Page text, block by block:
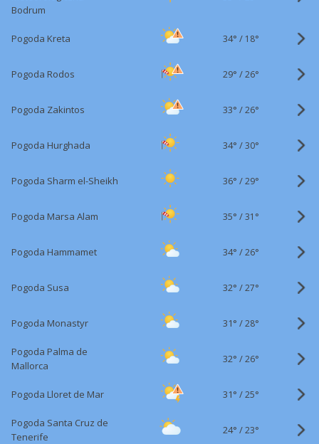
Bodrum
Pogoda Kreta 34° / 18°
Pogoda Rodos 29° /26°
Pogoda Zakintos 33° /26°
Pogoda Hurghada 34° /30°
Pogoda Sharm el-Sheikh 36° /29°
Pogoda Marsa Alam 35° /31°
Pogoda Hammamet 34° /26°
Pogoda Susa 32° /27°
Pogoda Monastyr 31° /28°
Pogoda Palma de
Mallorca
32° /26°
Pogoda Lloret de Mar 31° /25°
Pogoda Santa Cruz de
Tenerife
24° /23°